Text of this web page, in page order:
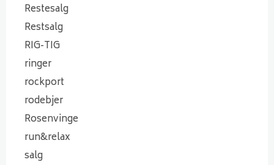
Restesalg
Restsalg
RIG-TIG
ringer
rockport
rodebjer
Rosenvinge
run&relax
salg